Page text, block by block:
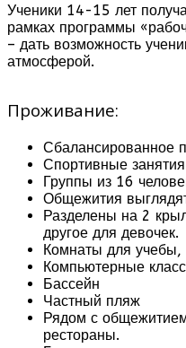
Ученики 14-15 лет
рамках программы
– дать возможность
атмосферой.
Проживание:
Сбалансированное
Спортивные занятия
Группы из 16
Общежития
Разделены на 2
другое для девочек.
Комнаты для учебы,
Компьютерные
Бассейн
Частный пляж
Рядом с
рестораны.